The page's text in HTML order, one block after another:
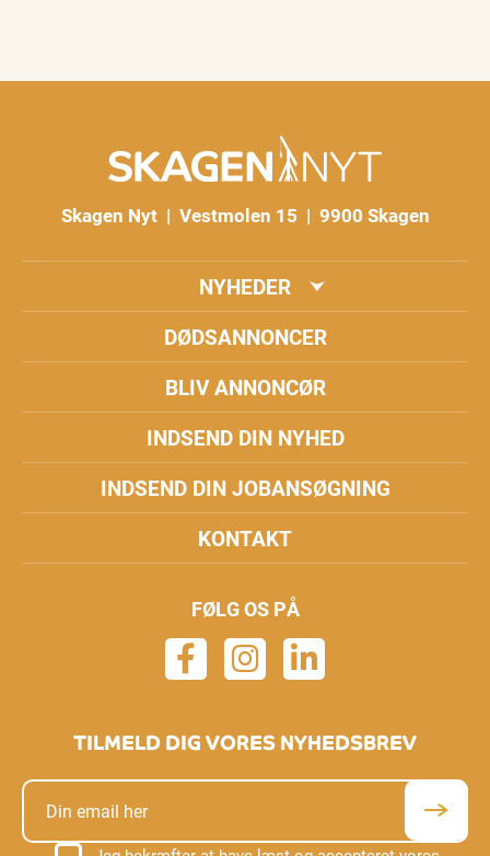
Skagen Nyt | Vestmolen 15 | 9900 Skagen
NYHEDER
DØDSANNONCER
BLIV ANNONCØR
INDSEND DIN NYHED
INDSEND DIN JOBANSØGNING
KONTAKT
FØLG OS PÅ
TILMELD DIG VORES NYHEDSBREV